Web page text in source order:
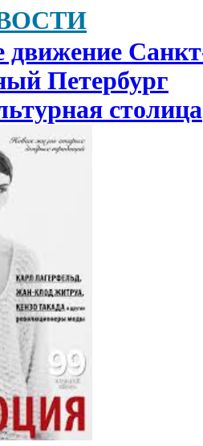
движение
Петербург
столица